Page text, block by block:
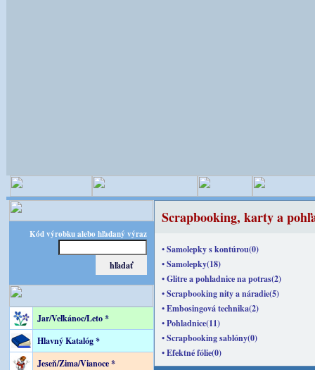
Kód výrobku alebo hľadaný výraz
Jar/Veľkánoc/Leto *
Hlavný Katalóg *
Jeseň/Zima/Vianoce *
Scrapbooking, karty a
• Samolepky s kontúrou(0)
• Samolepky(18)
• Glitre a pohladnice na potras(2)
• Scrapbooking nity a náradie(5)
• Embosingová technika(2)
• Pohladnice(11)
• Scrapbooking sablóny(0)
• Efektné fólie(0)